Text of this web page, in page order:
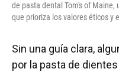
de pasta dental Tom's of
que prioriza los valores éticos y
Sin una guía clara,
por la pasta de